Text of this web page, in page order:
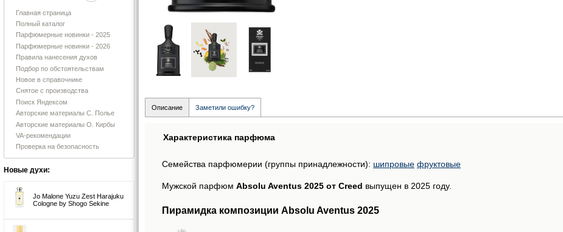
Главная страница
Полный каталог
Парфюмерные новинки - 2025
Парфюмерные новинки - 2026
Правила нанесения духов
Подбор по обстоятельствам
Новое в справочнике
Снятое с производства
Поиск Яндексом
Авторские материалы С. Полье
Авторские материалы О. Кирбы
VA-рекомендации
Проверка на безопасность
Новые духи:
Jo Malone Yuzu Zest Harajuku
Cologne by Shogo Sekine
Описание Заметили ошибку?
Характеристика парфюма
Семейства парфюмерии (группы принадлежности): шипровые фруктовые
Мужской парфюм Absolu Aventus 2025 от Creed выпущен в 2025 году.
Пирамидка композиции Absolu Aventus 2025